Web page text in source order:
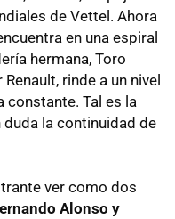
de Vettel. Ahora
en una espiral
hermana, Toro
rinde a un nivel
constante. Tal es la
la continuidad de
ver como dos
Alonso y